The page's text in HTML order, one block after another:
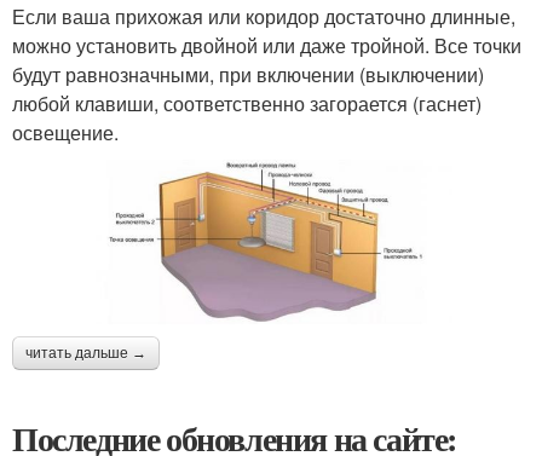
Если ваша прихожая или коридор достаточно длинные,
можно установить двойной или даже тройной. Все точки
будут равнозначными, при включении (выключении)
любой клавиши, соответственно загорается (гаснет)
освещение.
читать дальше →
Последние обновления на сайте: